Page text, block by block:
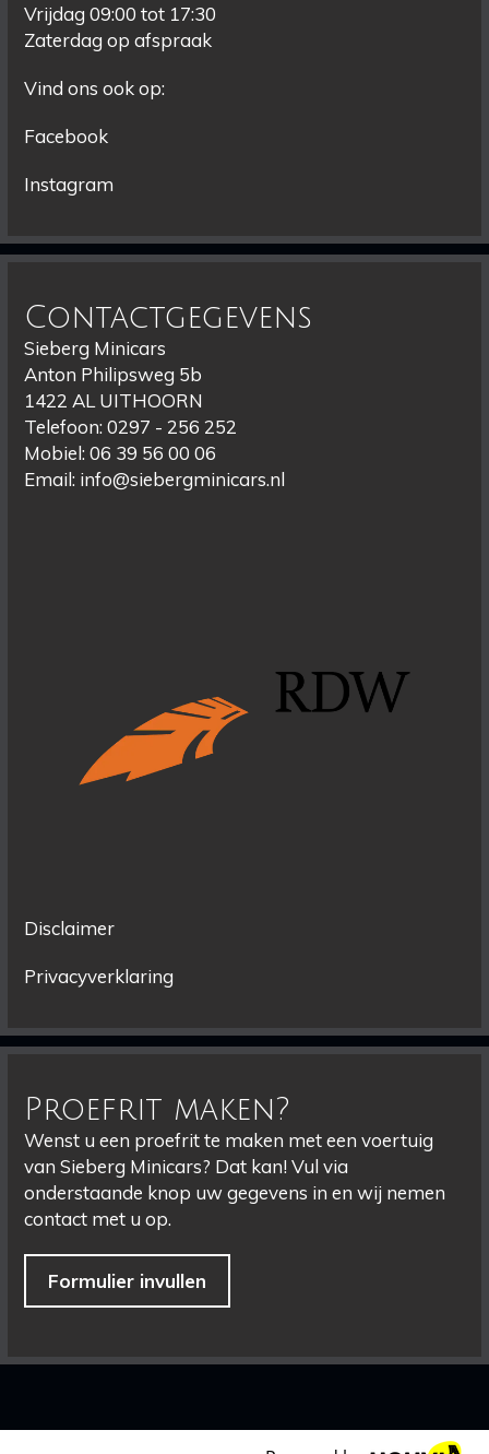
Vrijdag 09:00 tot 17:30
Zaterdag op afspraak
Vind ons ook op:
Facebook
Instagram
Contactgegevens
Sieberg Minicars
Anton Philipsweg 5b
1422 AL UITHOORN
Telefoon: 0297 - 256 252
Mobiel: 06 39 56 00 06
Email: info@siebergminicars.nl
Disclaimer
Privacyverklaring
Proefrit maken?
Wenst u een proefrit te maken met een voertuig
van Sieberg Minicars? Dat kan! Vul via
onderstaande knop uw gegevens in en wij nemen
contact met u op.
Formulier invullen